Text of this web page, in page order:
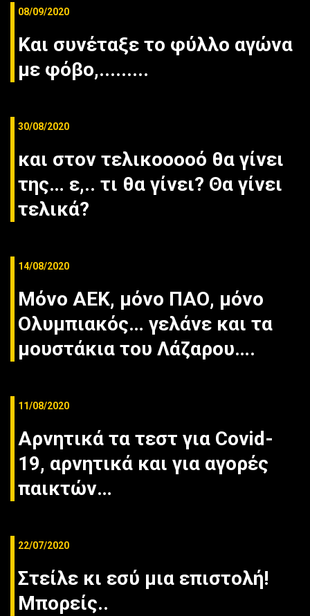
08/09/2020
Και συνέταξε το φύλλο αγώνα
με φόβο,.........
30/08/2020
και στον τελικοοοοό θα γίνει
της… ε,.. τι θα γίνει? Θα γίνει
τελικά?
14/08/2020
Μόνο ΑΕΚ, μόνο ΠΑΟ, μόνο
Ολυμπιακός… γελάνε και τα
μουστάκια του Λάζαρου….
11/08/2020
Αρνητικά τα τεστ για Covid-
19, αρνητικά και για αγορές
παικτών…
22/07/2020
Στείλε κι εσύ μια επιστολή!
Μπορείς..